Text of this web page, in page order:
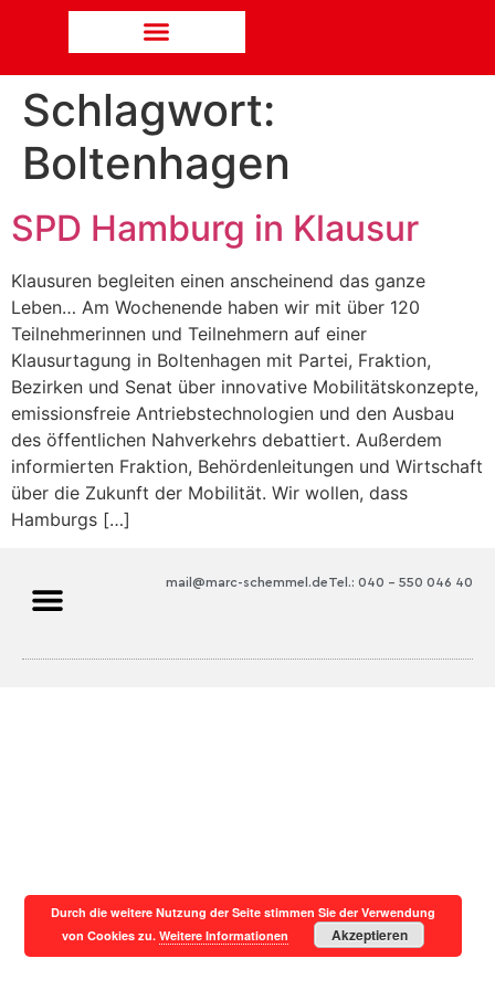
Schlagwort:
Boltenhagen
SPD Hamburg in Klausur
Klausuren begleiten einen anscheinend das ganze
Leben… Am Wochenende haben wir mit über 120
Teilnehmerinnen und Teilnehmern auf einer
Klausurtagung in Boltenhagen mit Partei, Fraktion,
Bezirken und Senat über innovative Mobilitätskonzepte,
emissionsfreie Antriebstechnologien und den Ausbau
des öffentlichen Nahverkehrs debattiert. Außerdem
informierten Fraktion, Behördenleitungen und Wirtschaft
über die Zukunft der Mobilität. Wir wollen, dass
Hamburgs […]
Tel.: 040 – 550 046 40
mail@marc-schemmel.de
Durch die weitere Nutzung der Seite stimmen Sie der Verwendung
von Cookies zu.Weitere Informationen Akzeptieren